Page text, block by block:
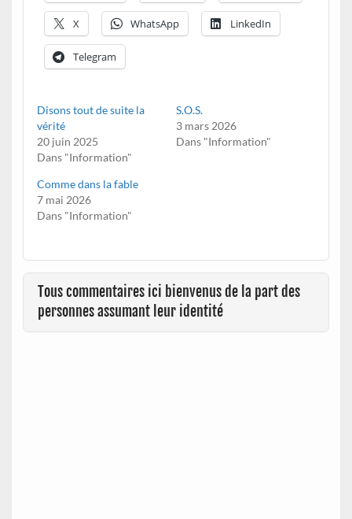
X WhatsApp LinkedIn
Telegram
Disons tout de suite la
vérité
20 juin 2025
Dans "Information"
S.O.S.
3 mars 2026
Dans "Information"
Comme dans la fable
7 mai 2026
Dans "Information"
Tous commentaires ici bienvenus de la part des
personnes assumant leur identité